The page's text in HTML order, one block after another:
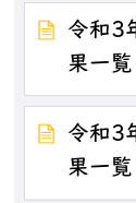
令和3
果一覧
令和3
果一覧